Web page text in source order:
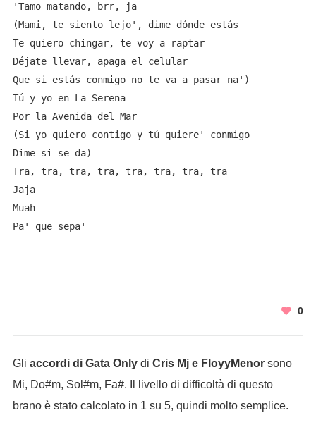
'Tamo matando, brr, ja
(Mami, te siento lejo', dime dónde estás
Te quiero chingar, te voy a raptar
Déjate llevar, apaga el celular
Que si estás conmigo no te va a pasar na')
Tú y yo en La Serena
Por la Avenida del Mar
(Si yo quiero contigo y tú quiere' conmigo
Dime si se da)
Tra, tra, tra, tra, tra, tra, tra, tra
Jaja
Muah
Pa' que sepa'
0
Gli accordi di Gata Onlydi Cris Mj e FloyyMenorsono
Mi, Do#m, Sol#m, Fa#. Il livello di difficoltà di questo
brano è stato calcolato in 1 su 5, quindi molto semplice.